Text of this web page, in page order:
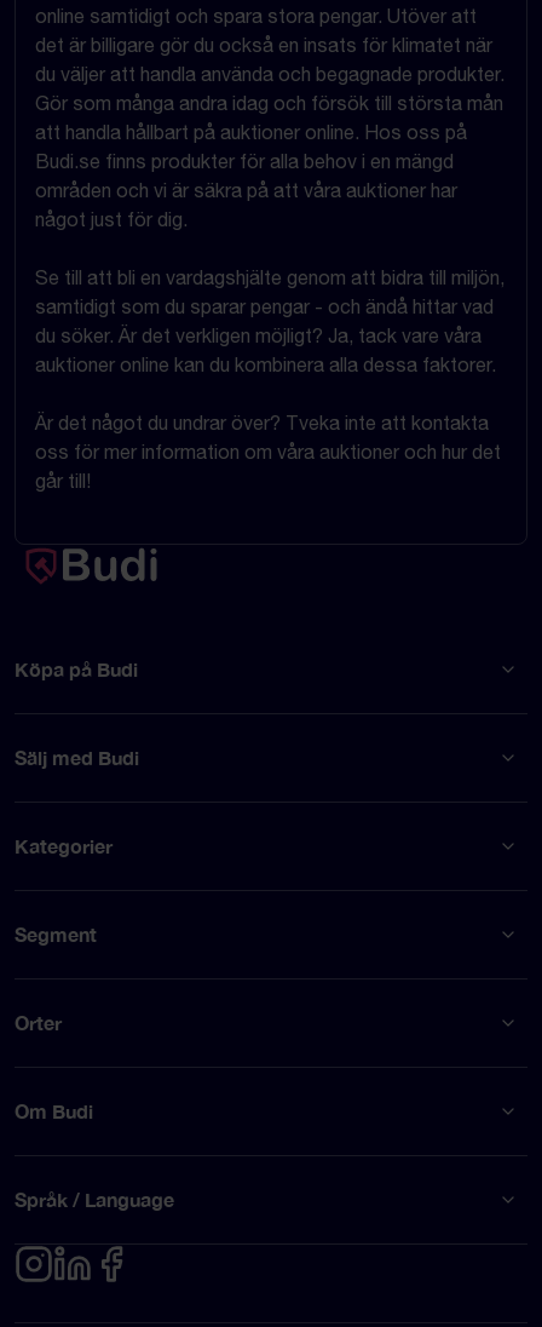
online samtidigt och spara stora pengar. Utöver att
det är billigare gör du också en insats för klimatet när
du väljer att handla använda och begagnade produkter.
Gör som många andra idag och försök till största mån
att handla hållbart på auktioner online. Hos oss på
Budi.se finns produkter för alla behov i en mängd
områden och vi är säkra på att våra auktioner har
något just för dig.
Se till att bli en vardagshjälte genom att bidra till miljön,
samtidigt som du sparar pengar - och ändå hittar vad
du söker. Är det verkligen möjligt? Ja, tack vare våra
auktioner online kan du kombinera alla dessa faktorer.
Är det något du undrar över? Tveka inte att kontakta
oss för mer information om våra auktioner och hur det
går till!
Köpa på Budi
Sälj med Budi
Kategorier
Segment
Orter
Om Budi
Språk / Language